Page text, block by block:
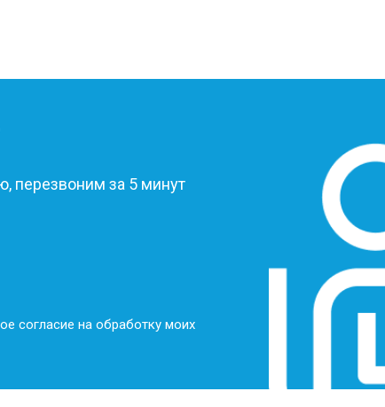
перезвоним за 5 минут
согласие на обработку моих